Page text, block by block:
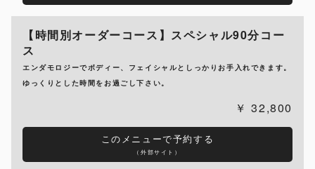
【時間別オーダーコース】スペシャル90分コー
ス
エンダモロジーでボディー、フェイシャルとしっかりお手入れできます。
ゆっくりとした時間をお過ごし下さい。
32,800
このメニューで予約する
（外部サイト）